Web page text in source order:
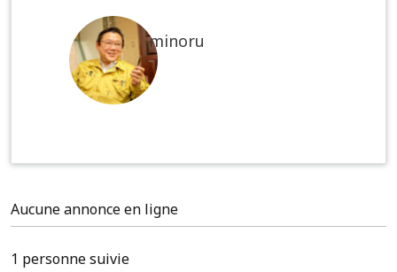
minoru
Aucune annonce en ligne
1 personne suivie